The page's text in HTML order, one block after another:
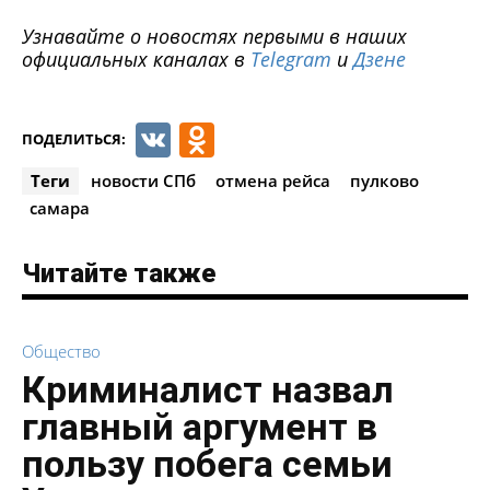
Узнавайте о новостях первыми в наших
официальных каналах в Telegram иДзене
ПОДЕЛИТЬСЯ: VK
Теги новости СПб отмена рейса
пулково
самара
Читайте также
Общество
Криминалист назвал
главный аргумент в
пользу побега семьи